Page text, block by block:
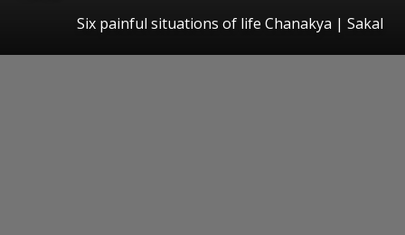
Six painful situations of life Chanakya | Sakal